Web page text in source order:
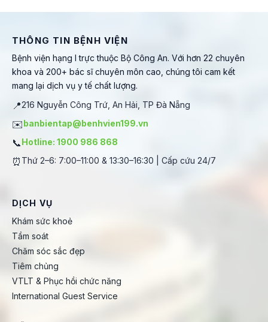
THÔNG TIN BỆNH VIỆN
Bệnh viện hạng I trực thuộc Bộ Công An. Với hơn 22 chuyên
khoa và 200+ bác sĩ chuyên môn cao, chúng tôi cam kết
mang lại dịch vụ y tế chất lượng.
📍216 Nguyễn Công Trứ, An Hải, TP Đà Nẵng
✉️banbientap@benhvien199.vn
📞Hotline: 1900 986 868
⏰ Thứ 2–6: 7:00–11:00 & 13:30–16:30 | Cấp cứu 24/7
DỊCH VỤ
Khám sức khoẻ
Tầm soát
Chăm sóc sắc đẹp
Tiêm chủng
VTLT & Phục hồi chức năng
International Guest Service